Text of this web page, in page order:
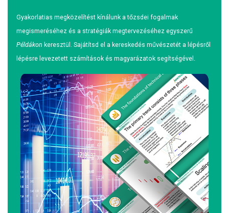
Gyakorlatias megközelítést kínálunk a tőzsdei fogalmak
megismeréséhez és a stratégiák megtervezéséhez egyszerű
Példákon keresztül. Sajátítsd el a kereskedés művészetét a lépésről
lépésre levezetett számítások és magyarázatok segítségével.